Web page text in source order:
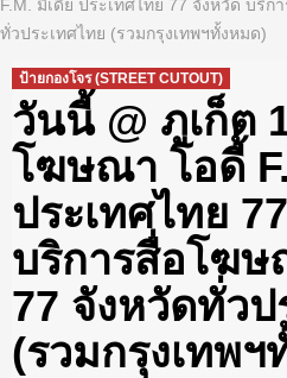
F.M. มีเดีย ประเทศไทย 77 จังหวัด บริ
ทั่วประเทศไทย (รวมกรุงเทพฯทั้งหมด)
ป้ายกองโจร (STREET CUTOUT)
วันนี้ @ ภูเก็ต
โฆษณา โอดี้
ประเทศไทย
บริการสื่อโฆษ
77 จังหวัดทั่วป
(รวมกรุงเทพฯ